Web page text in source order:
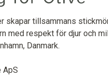
skapar tillsammans
med respekt för djur och
Danmark.
ApS